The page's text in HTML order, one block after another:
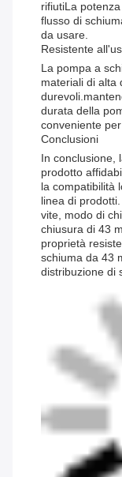
rifiutiLa
flusso di
da usare.
Resistente
La pompa a
materiali di alta
durata della
conveniente
Conclusioni
In conclusione,
prodotto
la compatibilità
linea di
vite, modo di
chiusura di 43
proprietà
schiuma da 43
distribuzione di